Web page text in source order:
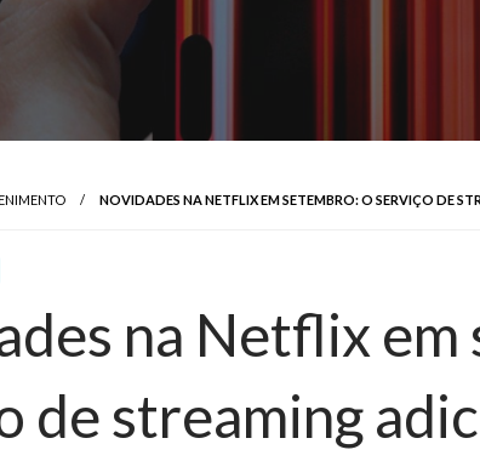
NOVIDADES NA NETFLIX EM SETEMBRO: O SERVIÇO DE
na Netflix em
de streaming